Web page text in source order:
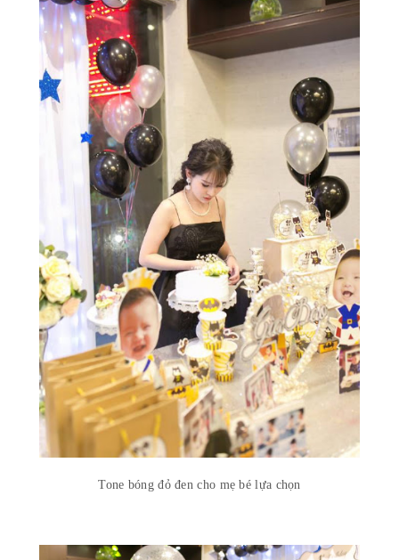
Tone bóng đỏ đen cho mẹ bé lựa chọn